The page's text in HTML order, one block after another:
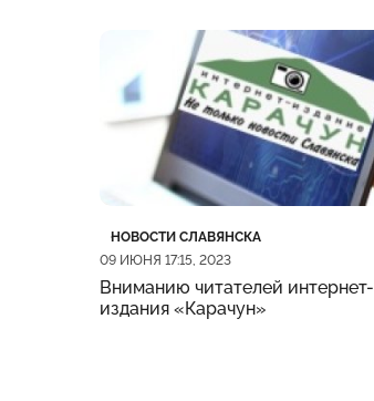
Категория
НОВОСТИ СЛАВЯНСКА
Дата публикации
09 ИЮНЯ 17:15, 2023
Вниманию читателей интернет-
издания «Карачун»